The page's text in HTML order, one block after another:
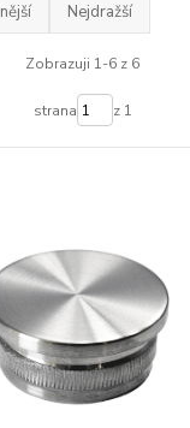
Nejdražší
Zobrazuji 1-6 z 6
strana z 1